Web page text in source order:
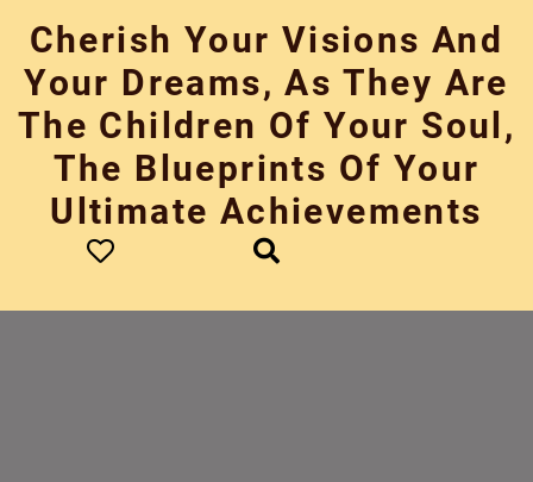
content
Cherish Your Visions And
Your Dreams, As They Are
The Children Of Your Soul,
The Blueprints Of Your
Ultimate Achievements